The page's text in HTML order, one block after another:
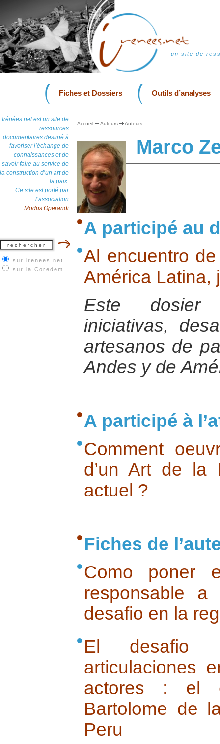
un site de
Fiches et Dossiers Outils d’analyses
Irénées.net est un site de
ressources
documentaires destiné à
favoriser l’échange de
connaissances et de
savoir faire au service de
la construction d’un art de
la paix.
Ce site est porté par
l’association
Modus Operandi
sur irenees.net
sur la Coredem
Accueil Auteurs Auteurs
Marco
A participé au
Al encuentro
América Latina,
Este dosier
iniciativas,
artesanos de
Andes y de
A participé à
Comment
d’un Art de la
actuel ?
Fiches de
Como poner
responsable
desafio en la
El desafio
articulaciones
actores : el
Bartolome de
Peru